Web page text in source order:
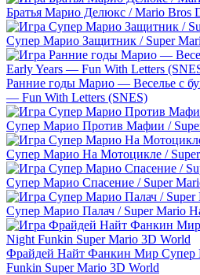
Братья Марио Делюкс / Mario Bros
Супер Марио Защитник / Super
Ранние годы Марио — Веселье с
— Fun With Letters (SNES)
Супер Марио Против Мафии /
Супер Марио На Мотоцикле /
Супер Марио Спасение / Super
Супер Марио Палач / Super Mario
Фрайдей Найт Фанкин Мир Супер
Funkin Super Mario 3D World